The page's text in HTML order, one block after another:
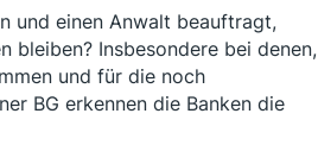
und einen Anwalt beauftragt,
bleiben? Insbesondere bei denen,
und für die noch
BG erkennen die Banken die